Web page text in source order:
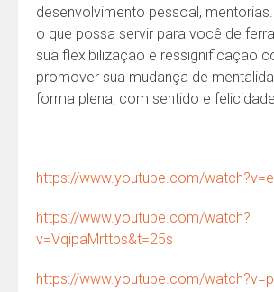
desenvolvimento pessoal,
o que possa servir para você de
sua flexibilização e ressignificação
promover sua mudança de
forma plena, com sentido e felicidade.
https://www.youtube.com/
https://www.youtube.com/watch?
v=VqipaMrttps&t=25s
https://www.youtube.com/